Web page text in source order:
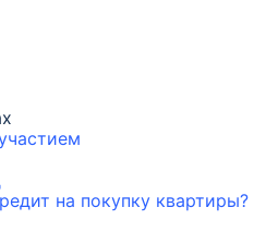
на покупку квартиры?